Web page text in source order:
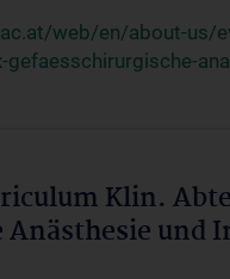
web/en/about-us/
gefaesschirurgische-
Klin.
Anästhesie